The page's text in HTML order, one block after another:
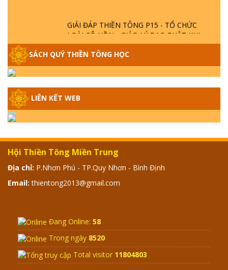
GIẢI ĐÁP THIỀN TÔNG P15 - TỔ CHỨC
LOÀI CÔ HỒN - GIÁO LÝ ĐẠO PHẬT KHI
GIẢI ĐÁP THIỀN TÔNG ĐẶC BIỆT - P14 -
NGUỒN GỐC ÂM LỊCH DƯƠNG LỊCH -
TẦNG BÌNH LƯU LỚN ĐẾN ĐÂU
KHÔNG? XÁ LỢI PHẬT THẬT - GIẢ | TTTD
GIẢI ĐÁP THIỀN TÔNG ĐẶC BIỆT - P12 -
SỰ THẬT VỀ ĐẠI HỒNG THỦY? TRỜI ĐÁNH
THÁNH ĐÂM THẦN VẶN HỌNG?
GIẢI ĐÁP ĐẶC BIỆT 2024 – P10 – NGỒI
SÁCH QUÝ THIỀN TÔNG HỌC
LIÊN KẾT WEB
Hội Thiền Tông Miền Trung
Địa chỉ: P.Nhơn Phú - TP.Quy Nhơn - Bình Định
Email: thientong2013@gmail.com
Đang Online: 58
Trong ngày 8520
Total visitor 11804803